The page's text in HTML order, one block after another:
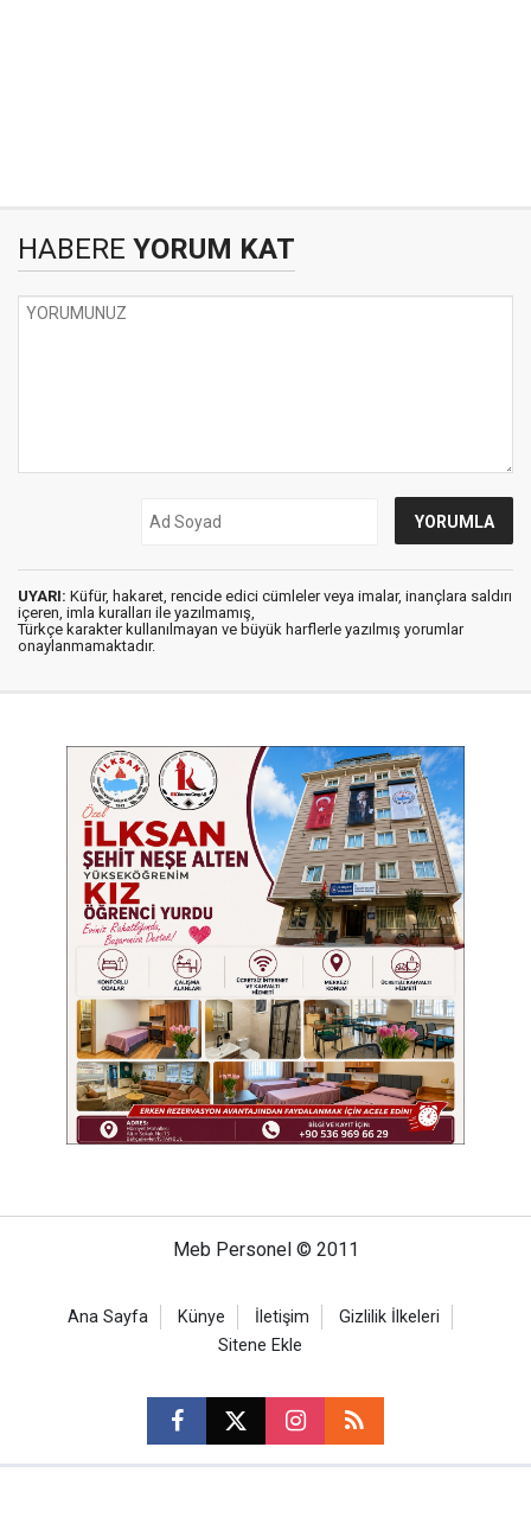
HABERE YORUM KAT
UYARI: Küfür, hakaret, rencide edici cümleler veya imalar, inançlara saldırı
içeren, imla kuralları ile yazılmamış,
Türkçe karakter kullanılmayan ve büyük harflerle yazılmış yorumlar
onaylanmamaktadır.
Meb Personel © 2011
Ana Sayfa Künye İletişim
Gizlilik İlkeleri
Sitene Ekle